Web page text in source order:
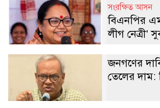
সংরক্ষিত আসন
বিএনপির
লীগ নেত্রী’
জনগণের
তেলের দাম: